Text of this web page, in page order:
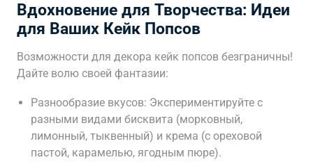
Вдохновение для Творчества: Идеи
для Ваших Кейк Попсов
Возможности для декора кейк попсов безграничны!
Дайте волю своей фантазии:
Разнообразие вкусов: Экспериментируйте с
разными видами бисквита (морковный,
лимонный, тыквенный) и крема (с ореховой
пастой, карамелью, ягодным пюре).